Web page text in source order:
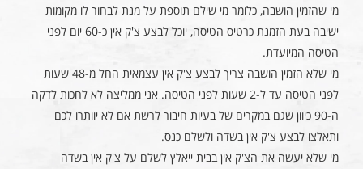
מי שהזמין הושבה, כלומר מי שילם תוספת על מנת לבחור לו מקומות
ישיבה בעת הזמנת כרטיס הטיסה, יוכל לבצע צ'ק אין כ-60 יום לפני
הטיסה המיועדת.
מי שלא הזמין הושבה צריך לבצע צ'ק אין עצמאית החל מ-48 שעות
לפני הטיסה עד ל-2 שעות לפני הטיסה. אני ממליצה לא לחכות לדקה
ה-90 כיוון שגם במקרים של בעיות חיבור לרשת אם לא יוותרו לכם
ותאלצו לבצע צ'ק אין בשדה ולשלם כנס.
מי שלא יעשה את הצ'ק אין בבית ייאלץ לשלם על צ'ק אין בשדה